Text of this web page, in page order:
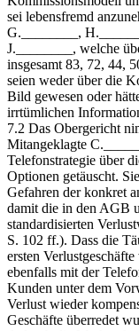
sei lebensfremd
G.________,
J.________, welche
insgesamt 83, 72, 44,
seien weder über die
Bild gewesen oder
irrtümlichen
7.2 Das Obergericht
Mitangeklagte
Telefonstrategie über
Optionen getäuscht.
Gefahren der konkret
damit die in den AGB
standardisierten
S. 102 ff.). Dass die
ersten
ebenfalls mit der
Kunden unter dem
Verlust wieder
Geschäfte überredet